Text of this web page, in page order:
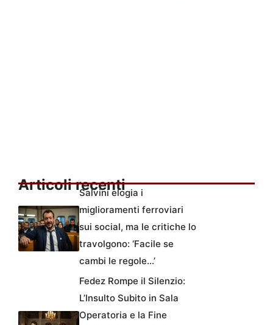
Articoli recenti
Salvini elogia i
miglioramenti ferroviari
sui social, ma le critiche lo
travolgono: ‘Facile se
cambi le regole…’
Fedez Rompe il Silenzio:
L’Insulto Subito in Sala
Operatoria e la Fine